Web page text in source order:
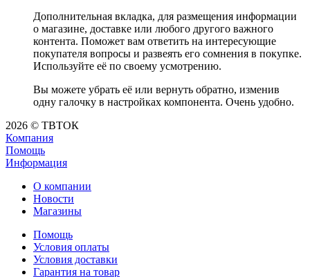
Дополнительная вкладка, для размещения информации
о магазине, доставке или любого другого важного
контента. Поможет вам ответить на интересующие
покупателя вопросы и развеять его сомнения в покупке.
Используйте её по своему усмотрению.
Вы можете убрать её или вернуть обратно, изменив
одну галочку в настройках компонента. Очень удобно.
2026 © ТВТОК
Компания
Помощь
Информация
О компании
Новости
Магазины
Помощь
Условия оплаты
Условия доставки
Гарантия на товар